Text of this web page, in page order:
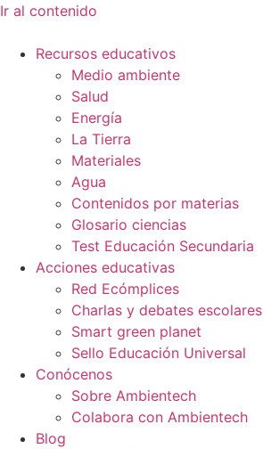
Ir al contenido
Recursos educativos
Medio ambiente
Salud
Energía
La Tierra
Materiales
Agua
Contenidos por materias
Glosario ciencias
Test Educación Secundaria
Acciones educativas
Red Ecómplices
Charlas y debates escolares
Smart green planet
Sello Educación Universal
Conócenos
Sobre Ambientech
Colabora con Ambientech
Blog